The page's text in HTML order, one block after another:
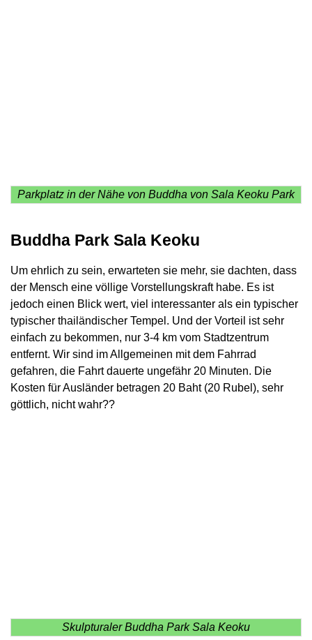
Parkplatz in der Nähe von Buddha von Sala Keoku Park
Buddha Park Sala Keoku
Um ehrlich zu sein, erwarteten sie mehr, sie dachten, dass
der Mensch eine völlige Vorstellungskraft habe. Es ist
jedoch einen Blick wert, viel interessanter als ein typischer
typischer thailändischer Tempel. Und der Vorteil ist sehr
einfach zu bekommen, nur 3-4 km vom Stadtzentrum
entfernt. Wir sind im Allgemeinen mit dem Fahrrad
gefahren, die Fahrt dauerte ungefähr 20 Minuten. Die
Kosten für Ausländer betragen 20 Baht (20 Rubel), sehr
göttlich, nicht wahr??
Skulpturaler Buddha Park Sala Keoku